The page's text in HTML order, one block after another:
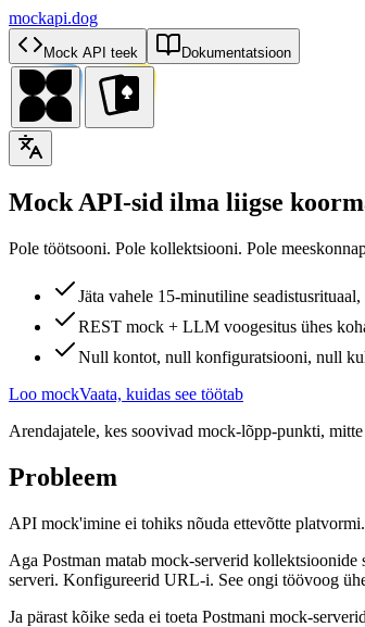
mockapi.dog
Mock API teek Dokumentatsioon
Mock API-sid ilma liigse
Pole töötsooni. Pole kollektsiooni. Pole
Jäta vahele 15-minutiline
REST mock + LLM voogesitus ühes
Null kontot, null konfiguratsiooni, null
Loo mockVaata, kuidas see töötab
Arendajatele, kes soovivad mock-lõpp-punkti,
Probleem
API mock'imine ei tohiks nõuda ettevõtte platvormi.
Aga Postman matab mock-serverid
serveri. Konfigureerid URL-i. See ongi töövoog
Ja pärast kõike seda ei toeta Postmani mock-